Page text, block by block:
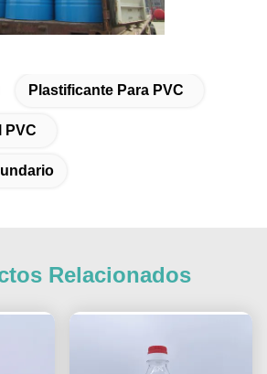
Plastificante Para PVC
PVC
Relacionados